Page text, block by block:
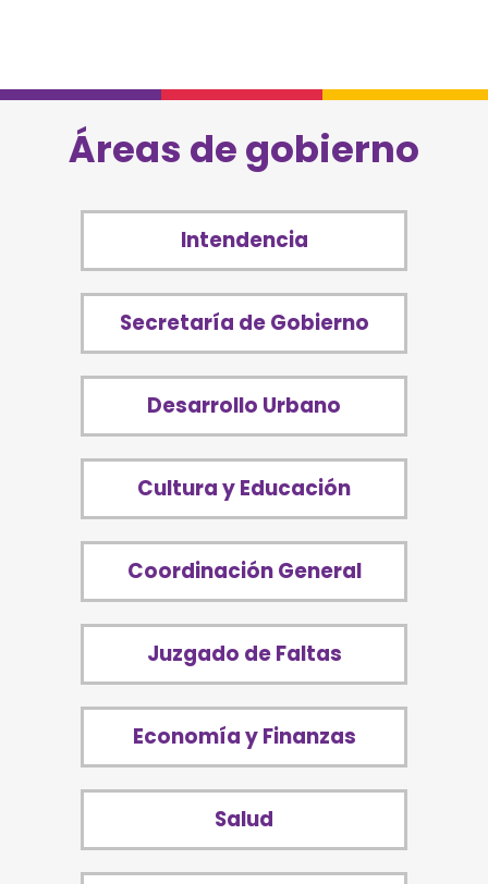
Áreas de gobierno
Intendencia
Secretaría de Gobierno
Desarrollo Urbano
Cultura y Educación
Coordinación General
Juzgado de Faltas
Economía y Finanzas
Salud